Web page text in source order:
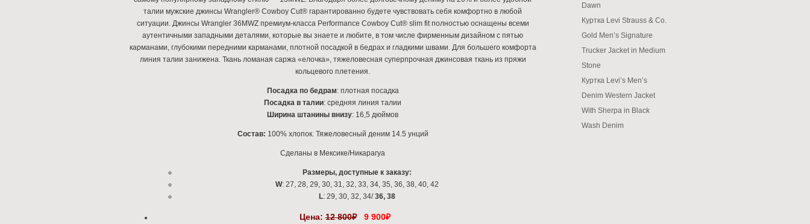
талии мужские джинсы Wrangler® Cowboy Cut® гарантированно будете чувствовать себя комфортно в любой
ситуации. Джинсы Wrangler 36MWZ премиум-класса Performance Cowboy Cut® slim fit полностью оснащены всеми
аутентичными западными деталями, которые вы знаете и любите, в том числе фирменным дизайном с пятью
карманами, глубокими передними карманами, плотной посадкой в бедрах и гладкими швами. Для большего комфорта
линия талии занижена. Ткань ломаная саржа «елочка», тяжеловесная суперпрочная джинсовая ткань из пряжи
кольцевого плетения.
Посадка по бедрам: плотная посадка
Посадка в талии: средняя линия талии
Ширина штанины внизу: 16,5 дюймов
Состав: 100% хлопок. Тяжеловесный деним 14.5 унций
Сделаны в Мексике/Никарагуа
Размеры, доступные к заказу:
W: 27, 28, 29, 30, 31, 32, 33, 34, 35, 36, 38, 40, 42
L: 29, 30, 32, 34/36, 38
Цена:12 800₽ 9 900₽
Dawn
Куртка Levi Strauss & Co.
Gold Men’s Signature
Trucker Jacket in Medium
Stone
Куртка Levi’s Men’s
Denim Western Jacket
With Sherpa in Black
Wash Denim